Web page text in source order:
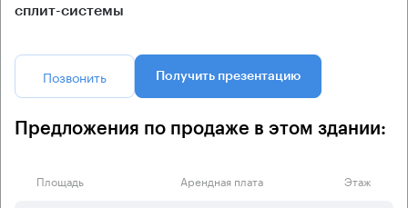
сплит-системы
Позвонить Получить презентацию
Предложения по продаже в этом здании:
Площадь Арендная плата Этаж